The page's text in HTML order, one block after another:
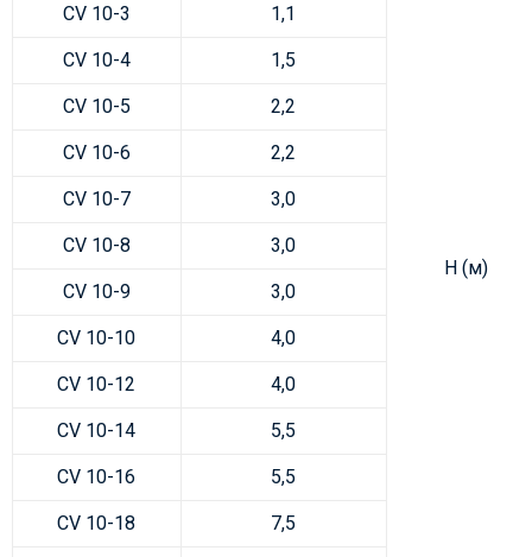
H (м)
CV 10-3 1,1
CV 10-4 1,5
CV 10-5 2,2
CV 10-6 2,2
CV 10-7 3,0
CV 10-8 3,0
CV 10-9 3,0
CV 10-10 4,0
CV 10-12 4,0
CV 10-14 5,5
CV 10-16 5,5
CV 10-18 7,5